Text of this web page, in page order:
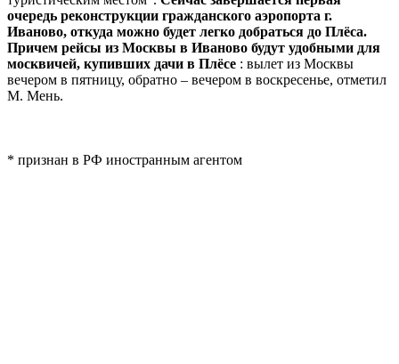
очередь реконструкции гражданского аэропорта г.
Иваново, откуда можно будет легко добраться до Плёса.
Причем рейсы из Москвы в Иваново будут удобными для
москвичей, купивших дачи в Плёсе : вылет из Москвы
вечером в пятницу, обратно – вечером в воскресенье, отметил
М. Мень.
* признан в РФ иностранным агентом